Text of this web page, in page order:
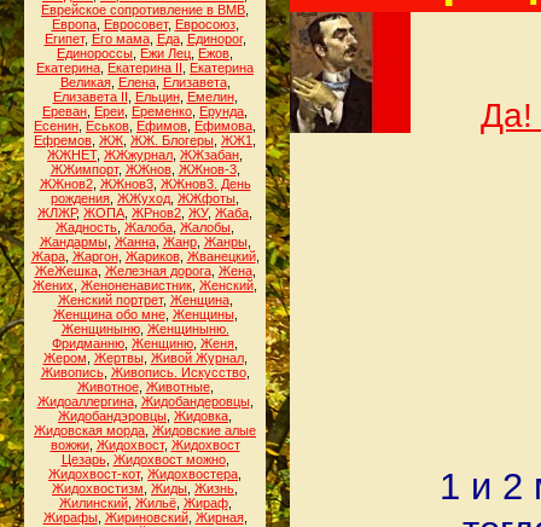
Еврейское сопротивление в ВМВ
Европа, Евросовет, Евросоюз,
Египет, Его мама, Еда, Единорог,
Единороссы Ежи Лец Ежов
Екатерина Екатерина II
Екатерина
Великая, Елена, Елизавета,
Елизавета II
Ельцин, Емелин,
Ереван Ереи Еременко Ерунда
Есенин Еськов Ефимов Ефимова
Ефремов ЖЖ ЖЖ. Блогеры ЖЖ1
ЖЖНЕТ, ЖЖжурнал ЖЖзабан
ЖЖимпорт, ЖЖнов, ЖЖнов-3,
ЖЖнов2, ЖЖнов3, ЖЖнов3. День
рождения ЖЖуход ЖЖфоты
ЖЛЖР, ЖОПА ЖРнов2 ЖУ, Жаба
Жадность Жалоба Жалобы
Жандармы, Жанна, Жанр, Жанры,
Жара, Жаргон, Жариков, Жванецкий,
ЖеЖешка, Железная дорога, Жена,
Жених Женоненавистник Женский
Женский портрет, Женщина,
Женщина обо мне, Женщины,
Женщиныню, Женщиныню.
Фридманню Женщиню Женя
Жером Жертвы, Живой Журнал,
Живопись, Живопись. Искусство,
Животное, Животные,
Жидоаллергина, Жидобандеровцы,
Жидобандэровцы Жидовка
Жидовская морда Жидовские алые
вожжи, Жидохвост, Жидохвост
Цезарь, Жидохвост можно,
Жидохвост-кот, Жидохвостера
Жидохвостизм Жиды Жизнь
Жилинский, Жильё, Жираф,
Жирафы, Жириновский, Жирная,
Да!
1 и 2